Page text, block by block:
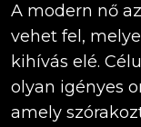
A modern nő
vehet fel,
kihívás elé.
olyan igényes
amely